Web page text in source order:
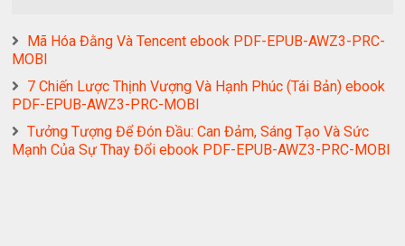
Mã Hóa Đằng Và Tencent ebook PDF-EPUB-AWZ3-PRC-
MOBI
7 Chiến Lược Thịnh Vượng Và Hạnh Phúc (Tái Bản) ebook
PDF-EPUB-AWZ3-PRC-MOBI
Tưởng Tượng Để Đón Đầu: Can Đảm, Sáng Tạo Và Sức
Mạnh Của Sự Thay Đổi ebook PDF-EPUB-AWZ3-PRC-MOBI